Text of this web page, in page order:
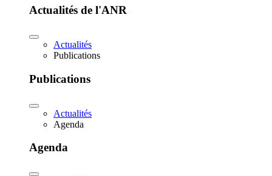
Actualités de l'ANR
Actualités
Publications
Publications
Actualités
Agenda
Agenda